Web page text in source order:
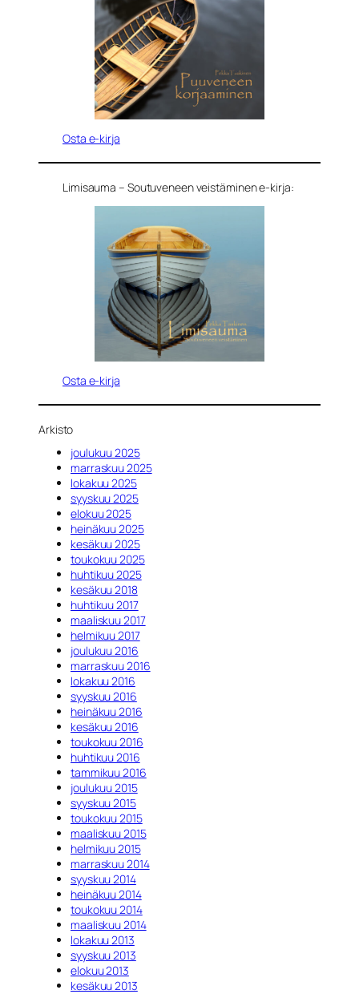
Osta e-kirja
Limisauma – Soutuveneen veistäminen e-kirja:
Osta e-kirja
Arkisto
joulukuu 2025
marraskuu 2025
lokakuu 2025
syyskuu 2025
elokuu 2025
heinäkuu 2025
kesäkuu 2025
toukokuu 2025
huhtikuu 2025
kesäkuu 2018
huhtikuu 2017
maaliskuu 2017
helmikuu 2017
joulukuu 2016
marraskuu 2016
lokakuu 2016
syyskuu 2016
heinäkuu 2016
kesäkuu 2016
toukokuu 2016
huhtikuu 2016
tammikuu 2016
joulukuu 2015
syyskuu 2015
toukokuu 2015
maaliskuu 2015
helmikuu 2015
marraskuu 2014
syyskuu 2014
heinäkuu 2014
toukokuu 2014
maaliskuu 2014
lokakuu 2013
syyskuu 2013
elokuu 2013
kesäkuu 2013